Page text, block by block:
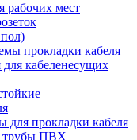
рабочих мест
прокладки кабеля
кабеленесущих
для прокладки кабеля
трубы ПВХ